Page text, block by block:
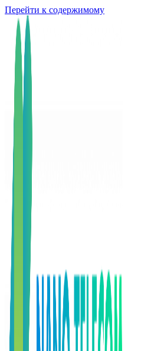
Перейти к содержимому